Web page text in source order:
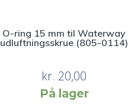
O-ring 15 mm til Waterway
udluftningsskrue (805-0114)
kr. 20,00
På lager